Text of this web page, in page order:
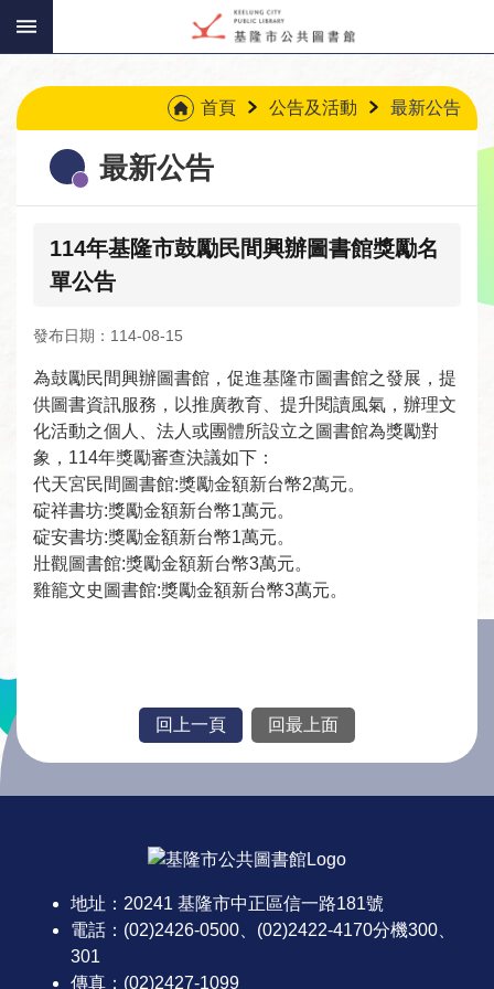
跳到主要內容區塊
讀
者
服
務
訊
:::
首頁 公告及活動 最新公告
最新公告
114年基隆市鼓勵民間興辦圖書館獎勵名
單公告
發布日期：114-08-15
為鼓勵民間興辦圖書館，促進基隆市圖書館之發展，提
供圖書資訊服務，以推廣教育、提升閱讀風氣，辦理文
化活動之個人、法人或團體所設立之圖書館為獎勵對
象，114年獎勵審查決議如下：
代天宮民間圖書館:獎勵金額新台幣2萬元。
碇祥書坊:獎勵金額新台幣1萬元。
碇安書坊:獎勵金額新台幣1萬元。
壯觀圖書館:獎勵金額新台幣3萬元。
雞籠文史圖書館:獎勵金額新台幣3萬元。
回上一頁 回最上面
地址：20241 基隆市中正區信一路181號
電話：(02)2426-0500、(02)2422-4170分機300、
301
傳真：(02)2427-1099